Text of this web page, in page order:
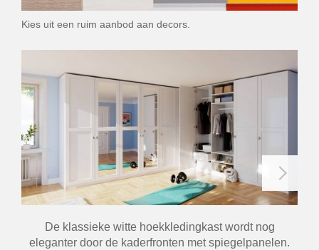
Kies uit een ruim aanbod aan decors.
De klassieke witte hoekkledingkast wordt nog
eleganter door de kaderfronten met spiegelpanelen.